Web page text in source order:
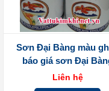
Sơn Đại Bàng màu
báo giá sơn Đại
Liên hệ